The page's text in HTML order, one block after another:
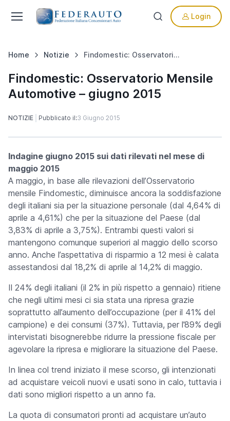
Login
Home Notizie Findomestic: Osservatorio Mensile Automotive – giugno 2015
Findomestic: Osservatorio Mensile
Automotive – giugno 2015
NOTIZIE Pubblicato il:3 Giugno 2015
Indagine giugno 2015 sui dati rilevati nel mese di
maggio 2015
A maggio, in base alle rilevazioni dell’Osservatorio
mensile Findomestic, diminuisce ancora la soddisfazione
degli italiani sia per la situazione personale (dal 4,64% di
aprile a 4,61%) che per la situazione del Paese (dal
3,83% di aprile a 3,75%). Entrambi questi valori si
mantengono comunque superiori al maggio dello scorso
anno. Anche l’aspettativa di risparmio a 12 mesi è calata
assestandosi dal 18,2% di aprile al 14,2% di maggio.
Il 24% degli italiani (il 2% in più rispetto a gennaio) ritiene
che negli ultimi mesi ci sia stata una ripresa grazie
soprattutto all’aumento dell’occupazione (per il 41% del
campione) e dei consumi (37%). Tuttavia, per l’89% degli
intervistati bisognerebbe ridurre la pressione fiscale per
agevolare la ripresa e migliorare la situazione del Paese.
In linea col trend iniziato il mese scorso, gli intenzionati
ad acquistare veicoli nuovi e usati sono in calo, tuttavia i
dati sono migliori rispetto a un anno fa.
La quota di consumatori pronti ad acquistare un’auto